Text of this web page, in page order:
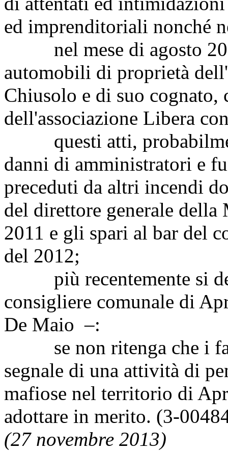
ed imprenditoriali nonché
nel mese di agosto
automobili di proprietà
Chiusolo e di suo
dell'associazione Libera
questi atti,
danni di amministratori e
preceduti da altri incendi
del direttore generale
2011 e gli spari al bar del
del 2012;
più recentemente si
consigliere comunale di
De Maio –:
se non ritenga che i
segnale di una attività di
mafiose nel territorio di
adottare in merito. (3-
(27 novembre 2013)